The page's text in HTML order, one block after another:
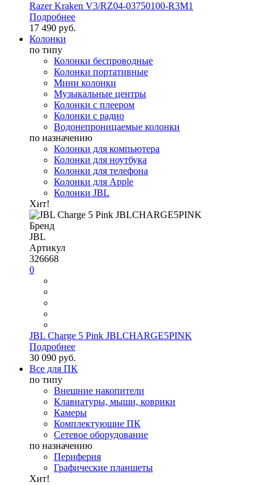
Razer Kraken V3/RZ04-03750100-R3M1
Подробнее
17 490 руб.
Колонки
по типу
Колонки беспроводные
Колонки портативные
Мини колонки
Музыкальные центры
Колонки с плеером
Колонки с радио
Водонепроницаемые колонки
по назначению
Колонки для компьютера
Колонки для ноутбука
Колонки для телефона
Колонки для Apple
Колонки JBL
Хит!
Бренд
JBL
Артикул
326668
0
JBL Charge 5 Pink JBLCHARGE5PINK
Подробнее
30 090 руб.
Все для ПК
по типу
Внешние накопители
Клавиатуры, мыши, коврики
Камеры
Комплектующие ПК
Сетевое оборудование
по назначению
Периферия
Графические планшеты
Хит!